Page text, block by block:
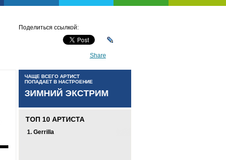
Поделиться ссылкой:
Share
ЧАЩЕ ВСЕГО АРТИСТ
ПОПАДАЕТ В НАСТРОЕНИЕ
ЗИМНИЙ ЭКСТРИМ
ТОП 10 АРТИСТА
1. Gerrilla